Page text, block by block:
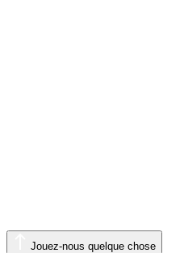
Jouez-nous quelque chose